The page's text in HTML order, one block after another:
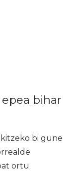
bihar
bi gune
ortu